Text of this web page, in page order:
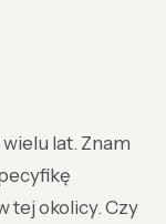
lat. Znam
tej okolicy. Czy